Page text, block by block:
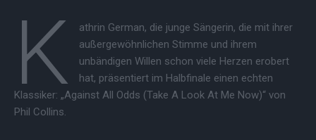
K
athrin German, die junge Sängerin, die mit ihrer
außergewöhnlichen Stimme und ihrem
unbändigen Willen schon viele Herzen erobert
hat, präsentiert im Halbfinale einen echten
Klassiker: „Against All Odds (Take A Look At Me Now)“ von
Phil Collins.